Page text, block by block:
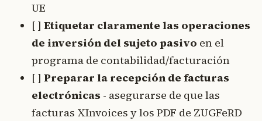
UE
[ ] Etiquetar claramente las operaciones
de inversión del sujeto pasivo en el
programa de contabilidad/facturación
[ ] Preparar la recepción de facturas
electrónicas - asegurarse de que las
facturas XInvoices y los PDF de ZUGFeRD